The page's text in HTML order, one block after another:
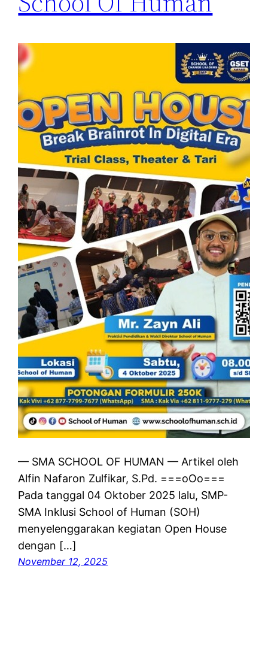
— SMA SCHOOL OF HUMAN — Artikel oleh
Alfin Nafaron Zulfikar, S.Pd. ===oOo===
Pada tanggal 04 Oktober 2025 lalu, SMP-
SMA Inklusi School of Human (SOH)
menyelenggarakan kegiatan Open House
dengan […]
November 12, 2025